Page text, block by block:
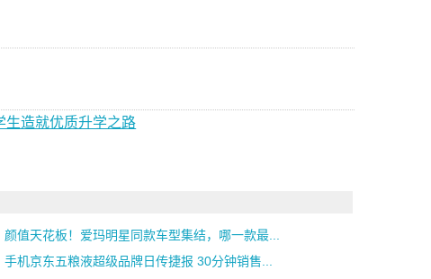
生造就优质升学之路
颜值天花板！爱玛明星同款车型集结，哪一款最...
手机京东五粮液超级品牌日传捷报 30分钟销售...